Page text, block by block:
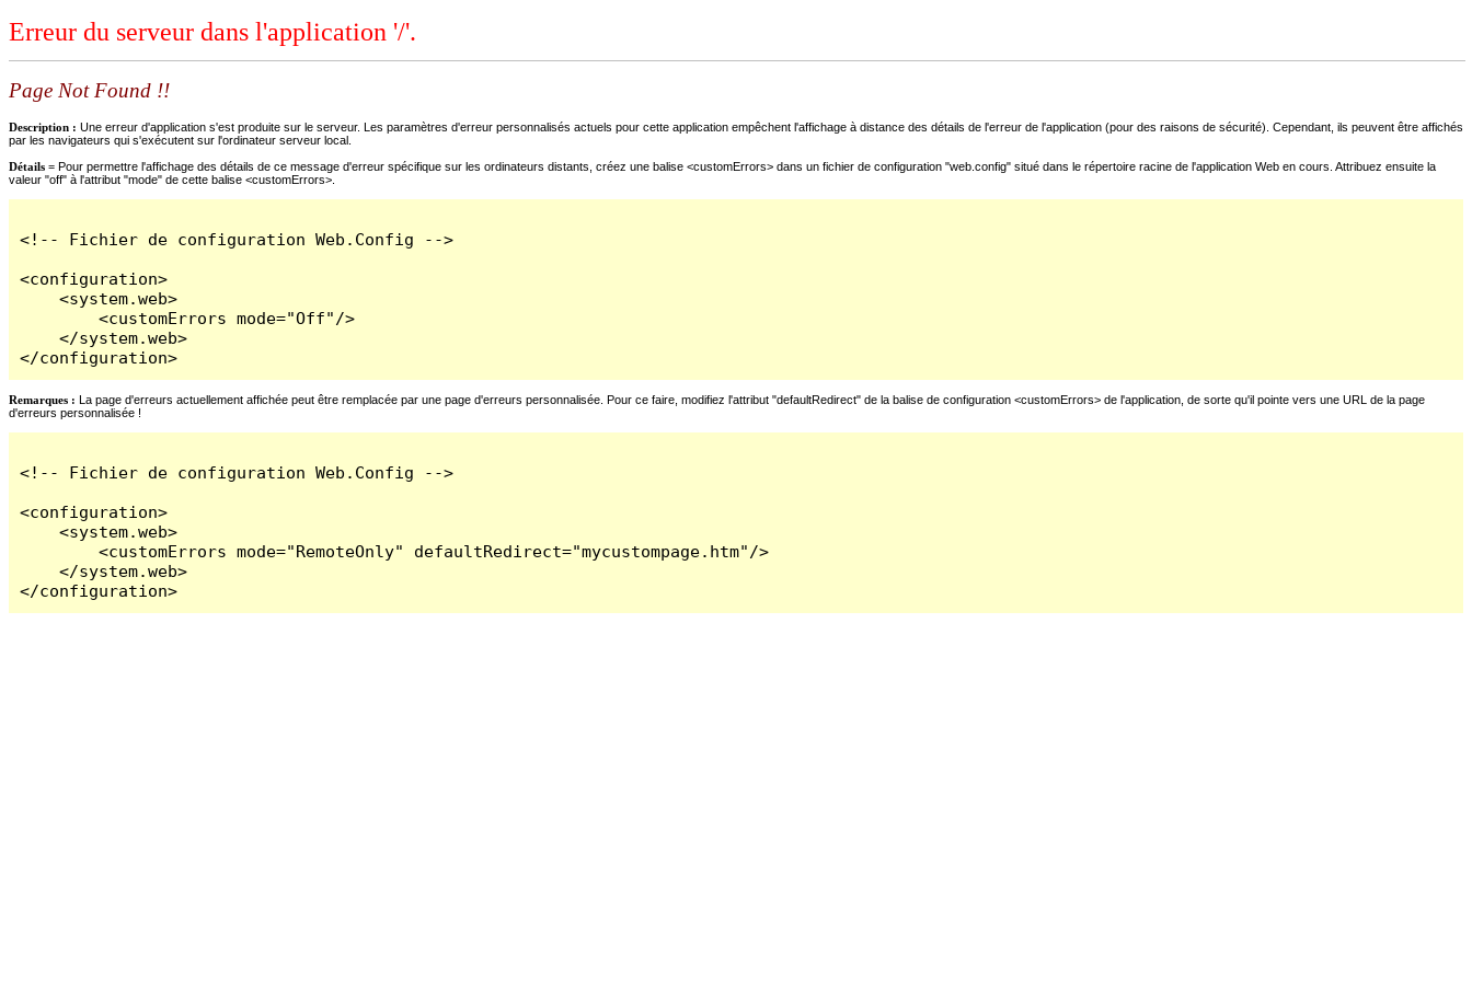
Erreur du serveur dans l'application '/'.
Page Not Found !!
Description : Une erreur d'application s'est produite sur le serveur. Les paramètres d'erreur personnalisés actuels pour cette application empêchent l'affichage à distance des détails de l'erreur de l'application (pour des raisons de sécurité). Cependant, ils peuvent être affichés
par les navigateurs qui s'exécutent sur l'ordinateur serveur local.
Détails = Pour permettre l'affichage des détails de ce message d'erreur spécifique sur les ordinateurs distants, créez une balise <customErrors> dans un fichier de configuration "web.config" situé dans le répertoire racine de l'application Web en cours. Attribuez ensuite la
valeur "off" à l'attribut "mode" de cette balise <customErrors>.
<!-- Fichier de configuration Web.Config -->
<configuration>
    <system.web>
        <customErrors mode="Off"/>
    </system.web>
</configuration>
Remarques : La page d'erreurs actuellement affichée peut être remplacée par une page d'erreurs personnalisée. Pour ce faire, modifiez l'attribut "defaultRedirect" de la balise de configuration <customErrors> de l'application, de sorte qu'il pointe vers une URL de la page
d'erreurs personnalisée !
<!-- Fichier de configuration Web.Config -->
<configuration>
    <system.web>
        <customErrors mode="RemoteOnly" defaultRedirect="mycustompage.htm"/>
    </system.web>
</configuration>